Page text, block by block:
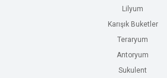
Lilyum
Karışık Buketler
Teraryum
Antoryum
Sukulent